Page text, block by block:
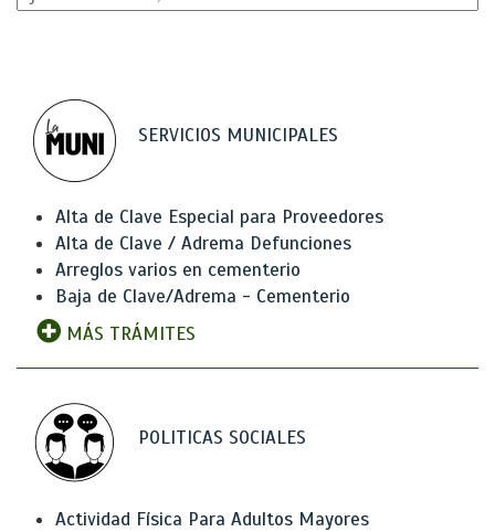
SERVICIOS MUNICIPALES
Alta de Clave Especial para Proveedores
Alta de Clave / Adrema Defunciones
Arreglos varios en cementerio
Baja de Clave/Adrema - Cementerio
MÁS TRÁMITES
POLITICAS SOCIALES
Actividad Física Para Adultos Mayores